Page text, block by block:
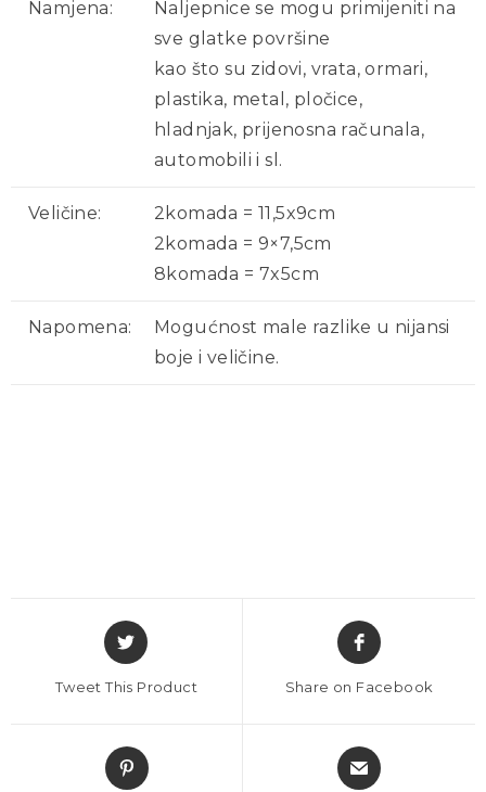
Namjena:
Naljepnice se mogu primijeniti na
sve glatke površine
kao što su zidovi, vrata, ormari,
plastika, metal, pločice,
hladnjak, prijenosna računala,
automobili i sl.
Veličine:
2komada = 11,5x9cm
2komada = 9×7,5cm
8komada = 7x5cm
Napomena:
Mogućnost male razlike u nijansi
boje i veličine.
Tweet This Product Share on Facebook